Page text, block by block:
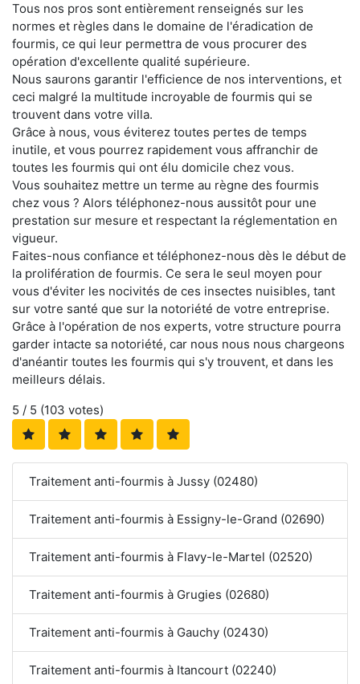
Tous nos pros sont entièrement renseignés sur les
normes et règles dans le domaine de l'éradication de
fourmis, ce qui leur permettra de vous procurer des
opération d'excellente qualité supérieure.
Nous saurons garantir l'efficience de nos interventions, et
ceci malgré la multitude incroyable de fourmis qui se
trouvent dans votre villa.
Grâce à nous, vous éviterez toutes pertes de temps
inutile, et vous pourrez rapidement vous affranchir de
toutes les fourmis qui ont élu domicile chez vous.
Vous souhaitez mettre un terme au règne des fourmis
chez vous ? Alors téléphonez-nous aussitôt pour une
prestation sur mesure et respectant la réglementation en
vigueur.
Faites-nous confiance et téléphonez-nous dès le début de
la prolifération de fourmis. Ce sera le seul moyen pour
vous d'éviter les nocivités de ces insectes nuisibles, tant
sur votre santé que sur la notoriété de votre entreprise.
Grâce à l'opération de nos experts, votre structure pourra
garder intacte sa notoriété, car nous nous nous chargeons
d'anéantir toutes les fourmis qui s'y trouvent, et dans les
meilleurs délais.
5 / 5 (103 votes)
Traitement anti-fourmis à Jussy (02480)
Traitement anti-fourmis à Essigny-le-Grand (02690)
Traitement anti-fourmis à Flavy-le-Martel (02520)
Traitement anti-fourmis à Grugies (02680)
Traitement anti-fourmis à Gauchy (02430)
Traitement anti-fourmis à Itancourt (02240)